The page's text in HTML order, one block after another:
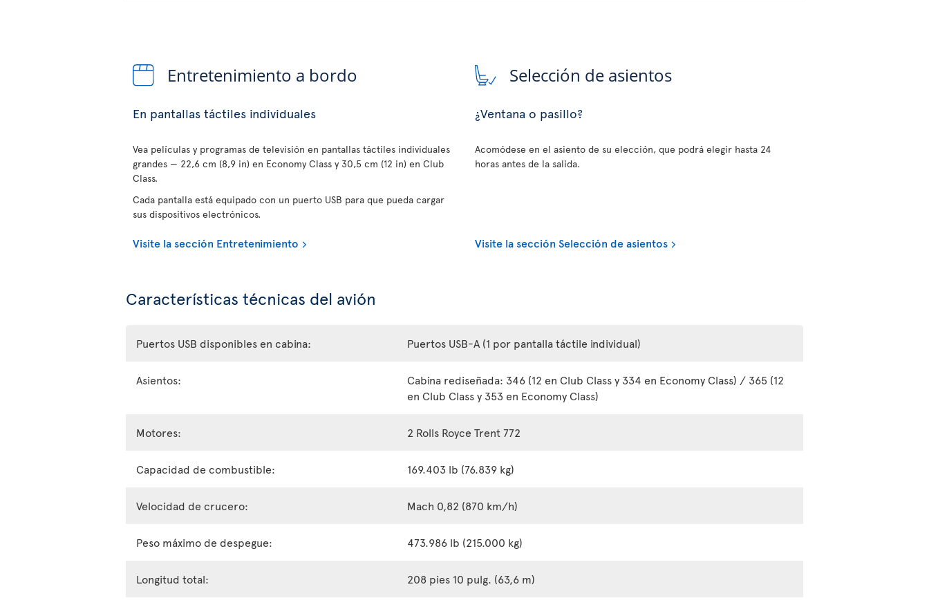
Entretenimiento a bordo
En pantallas táctiles individuales
Vea películas y programas de televisión en pantallas táctiles individuales
grandes — 22,6 cm (8,9 in) en Economy Class y 30,5 cm (12 in) en Club
Class.
Cada pantalla está equipado con un puerto USB para que pueda cargar
sus dispositivos electrónicos.
Visite la sección Entretenimiento
Selección de asientos
¿Ventana o pasillo?
Acomódese en el asiento de su elección, que podrá elegir hasta 24
horas antes de la salida.
Visite la sección Selección de asientos
Características técnicas del avión
Puertos USB disponibles en cabina: Puertos USB-A (1 por pantalla táctile individual)
Asientos:
Cabina rediseñada: 346 (12 en Club Class y 334 en Economy Class) / 365 (12
en Club Class y 353 en Economy Class)
Motores: 2 Rolls Royce Trent 772
Capacidad de combustible: 169.403 lb (76.839 kg)
Velocidad de crucero: Mach 0,82 (870 km/h)
Peso máximo de despegue: 473.986 lb (215.000 kg)
Longitud total: 208 pies 10 pulg. (63,6 m)